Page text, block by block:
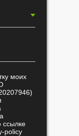
моих
ссылке
policy